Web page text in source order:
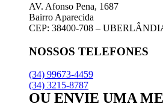
AV. Afonso Pena, 1687
Bairro Aparecida
CEP: 38400-708 –
NOSSOS TELEFONES
(34) 99673-4459
(34) 3215-8787
OU ENVIE UMA